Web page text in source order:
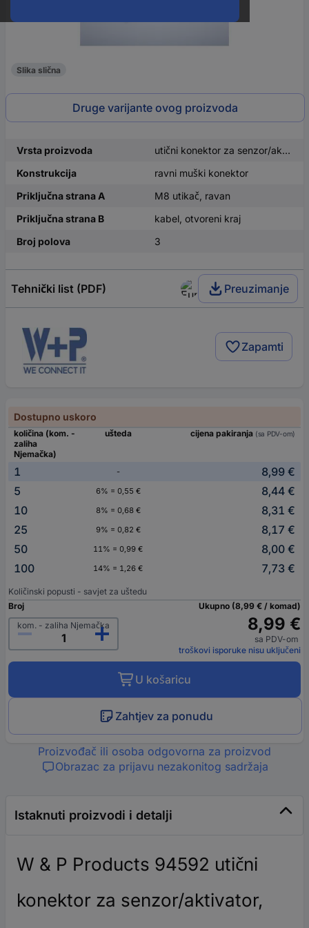
Slika slična
Druge varijante ovog proizvoda
Vrsta proizvoda
utični konektor za senzor/aktivator, konfekcionirani
Konstrukcija
ravni muški konektor
Priključna strana A
M8 utikač, ravan
Priključna strana B
kabel, otvoreni kraj
Broj polova
3
Tehnički list (PDF) Preuzimanje
Zapamti
Dostupno uskoro
količina (kom. -
zaliha
Njemačka)
ušteda cijena pakiranja (sa PDV-om)
1 -
8,99 €
5
6% = 0,55 €
8,44 €
10
8% = 0,68 €
8,31 €
25
9% = 0,82 €
8,17 €
50
11% = 0,99 €
8,00 €
100
14% = 1,26 € 7,73 €
Količinski popusti - savjet za uštedu
Broj
kom. - zaliha Njemačka
Ukupno (8,99 € / komad)
8,99 €
sa PDV-om
troškovi isporuke nisu uključeni
U košaricu
Zahtjev za ponudu
Proizvođač ili osoba odgovorna za proizvod
Obrazac za prijavu nezakonitog sadržaja
Istaknuti proizvodi i detalji
W & P Products 94592 utični
konektor za senzor/aktivator,